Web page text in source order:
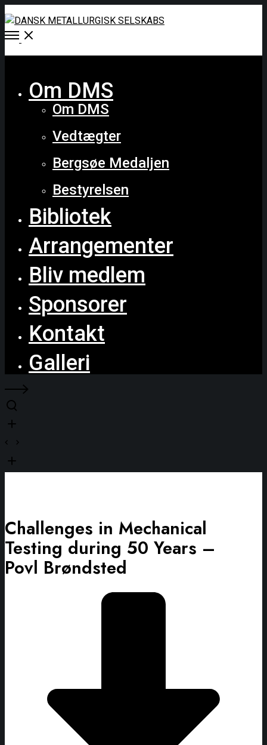
Open
Om DMS
Om DMS
Vedtægter
Bergsøe Medaljen
Bestyrelsen
Bibliotek
Arrangementer
Bliv medlem
Sponsorer
Kontakt
Galleri
Challenges in Mechanical
Testing during 50 Years –
Povl Brøndsted